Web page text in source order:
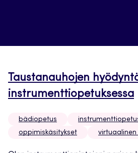
Taustanauhojen
instrumenttiopetuksessa
bädiopetus
oppimiskäsitykset